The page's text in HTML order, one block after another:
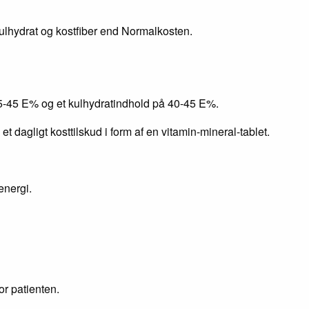
og kostfiber end Normalkosten.
E% og et kulhydratindhold på 40-45 E%.
dagligt kosttilskud i form af en vitamin-mineral-tablet.
patienten.